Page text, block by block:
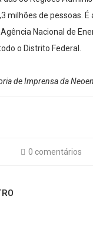
milhões de pessoas.
Nacional de
o Distrito Federal.
de Imprensa da
0 comentários